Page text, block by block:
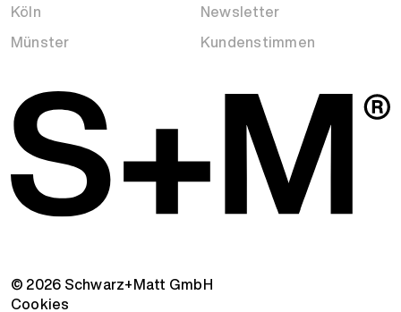
Köln
Münster
Newsletter
Kundenstimmen
© 2026 Schwarz+Matt GmbH
Cookies